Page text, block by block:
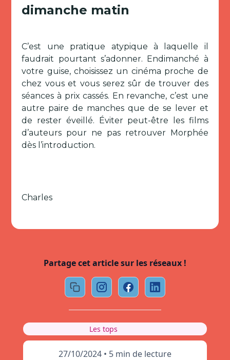
dimanche matin
C’est une pratique atypique à laquelle il
faudrait pourtant s’adonner. Endimanché à
votre guise, choisissez un cinéma proche de
chez vous et vous serez sûr de trouver des
séances à prix cassés. En revanche, c’est une
autre paire de manches que de se lever et
de rester éveillé. Éviter peut-être les films
d’auteurs pour ne pas retrouver Morphée
dès l’introduction.
Charles
Partage cet article sur les réseaux !
Les tops
27/10/2024 • 5 min de lecture